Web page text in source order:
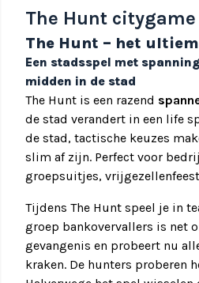
The Hunt citygame
The Hunt – het
Een stadsspel met
midden in de stad
The Hunt is een razend
de stad verandert in een life
de stad, tactische keuzes
slim af zijn. Perfect voor
groepsuitjes,
Tijdens The Hunt speel je in
groep bankovervallers is net
gevangenis en probeert nu
kraken. De hunters proberen
Stiens, Wirdum,
Culemborg, Doetinchem,
Hoenderloo, Lochem,
Oosterhout, Zutphen,
Groningen, Harkstede,
Loppersum, Moordrecht,
Nieuwerkerk aan den
Oldehove, Oldekerk,
Pieterburen, Ter Apel,
Winsum, Arcen, Kerkrade,
Zoom, Breda, Deurne,
Helmond, Tilburg, Uden,
Amsterdam, Den Helder,
Enkhuizen, Haarlem,